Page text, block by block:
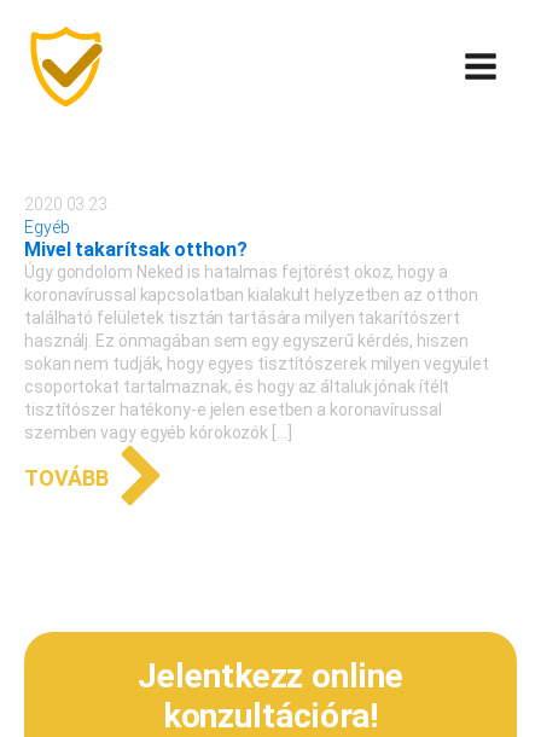
2020.03.23.
Egyéb
Mivel takarítsak otthon?
Úgy gondolom Neked is hatalmas fejtörést okoz, hogy a
koronavírussal kapcsolatban kialakult helyzetben az otthon
található felületek tisztán tartására milyen takarítószert
használj. Ez önmagában sem egy egyszerű kérdés, hiszen
sokan nem tudják, hogy egyes tisztítószerek milyen vegyület
csoportokat tartalmaznak, és hogy az általuk jónak ítélt
tisztítószer hatékony-e jelen esetben a koronavírussal
szemben vagy egyéb kórokozók […]
TOVÁBB
Jelentkezz online
konzultációra!